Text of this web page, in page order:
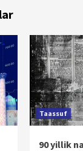
Taassuf
90 yillik